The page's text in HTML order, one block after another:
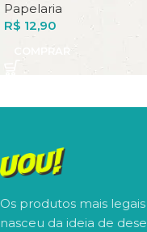
Papelaria
R$ 12,90
COMPRAR
Os produtos mais
nasceu da ideia de